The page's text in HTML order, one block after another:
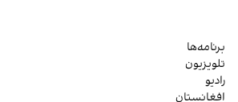
برنامه‌ها
تلویزیون
رادیو
افغانستان